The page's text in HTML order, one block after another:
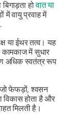
होवातया
वायु प्रवाह में
या ईथर तत्व। यह
में सुधार
अधिक स्वतंत्र रूप
जो फेफड़ों, श्वसन
होता है और
मिलती है।